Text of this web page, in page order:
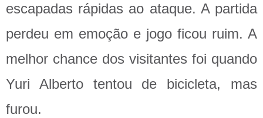
escapadas rápidas ao ataque. A partida
perdeu em emoção e jogo ficou ruim. A
melhor chance dos visitantes foi quando
Yuri Alberto tentou de bicicleta, mas
furou.